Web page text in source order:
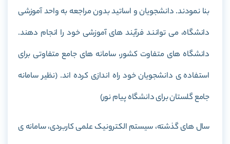
بنا نمودند. دانشجویان و اساتید بدون مراجعه به واحد آموزشی
دانشگاه، می توانند فرآیند های آموزشی خود را انجام دهند.
دانشگاه های متفاوت کشور، سامانه های جامع متفاوتی برای
استفاده ی دانشجویان خود راه اندازی کرده اند. (نظیر سامانه
جامع گلستان برای دانشگاه پیام نور)
سال های گذشته، سیستم الکترونیک علمی کاربردی، سامانه ی